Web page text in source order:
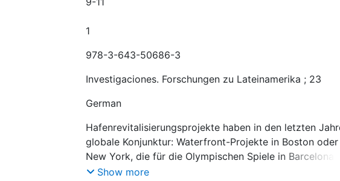
1
978-3-643-50686-3
Investigaciones. Forschungen zu Lateinamerika ; 23
German
Hafenrevitalisierungsprojekte haben in den letzten
globale Konjunktur: Waterfront-Projekte in Boston oder
New York, die für die Olympischen Spiele in Barcelona
für die Weltausstellung in Lissabon revitalisierten
Show more